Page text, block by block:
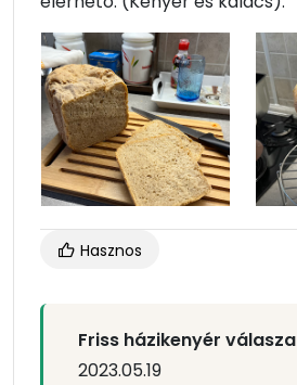
Hasznos
Friss házikenyér válasza
2023.05.19